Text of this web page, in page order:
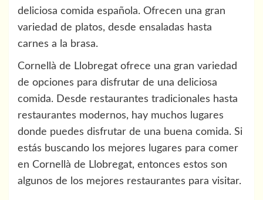
deliciosa comida española. Ofrecen una gran
variedad de platos, desde ensaladas hasta
carnes a la brasa.
Cornellà de Llobregat ofrece una gran variedad
de opciones para disfrutar de una deliciosa
comida. Desde restaurantes tradicionales hasta
restaurantes modernos, hay muchos lugares
donde puedes disfrutar de una buena comida. Si
estás buscando los mejores lugares para comer
en Cornellà de Llobregat, entonces estos son
algunos de los mejores restaurantes para visitar.